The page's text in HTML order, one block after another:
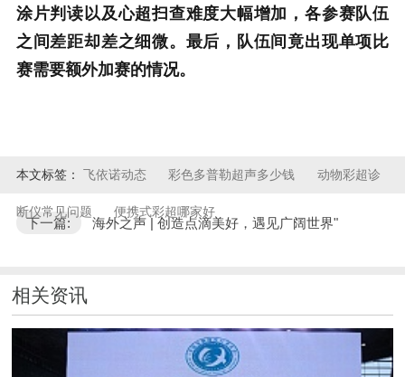
涂片判读以及心超扫查难度大幅增加，各参赛队伍
之间差距却差之细微。最后，队伍间竟出现单项比
赛需要额外加赛的情况。
本文标签： 飞依诺动态 彩色多普勒超声多少钱 动物彩超诊
断仪常见问题 便携式彩超哪家好
下一篇: 海外之声 | 创造点滴美好，遇见广阔世界"
相关资讯